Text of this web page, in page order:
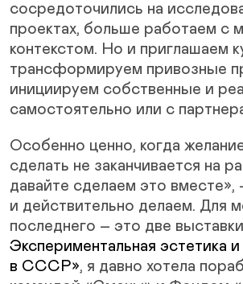
сосредоточились на
проектах, больше работаем с
контекстом. Но и приглашаем
трансформируем привозные
инициируем собственные и
самостоятельно или с
Особенно ценно, когда
сделать не заканчивается на
давайте сделаем это
и действительно делаем. Для
последнего – это две выставки
Экспериментальная эстетика
в СССР», я давно хотела